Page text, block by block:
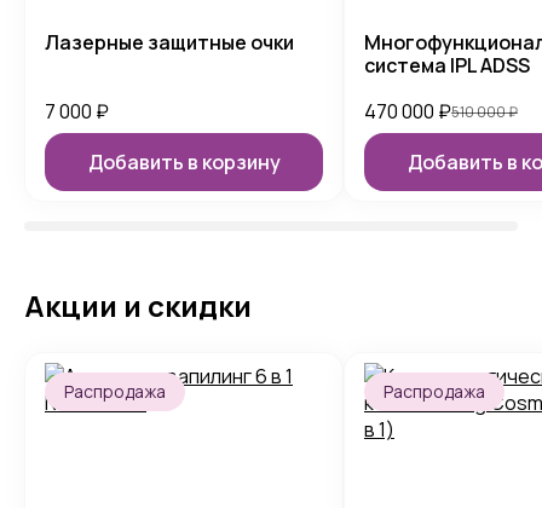
Лазерные защитные очки
7 000 ₽
Добавить в корзину
система IPL ADSS
470 000 ₽510 000₽
Добавить в
Акции и скидки
Распродажа Распродажа